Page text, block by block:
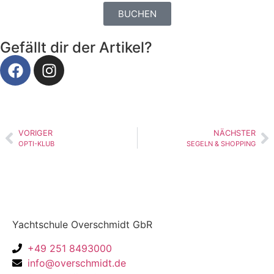
BUCHEN
Gefällt dir der Artikel?
VORIGER
OPTI-KLUB
NÄCHSTER
SEGELN & SHOPPING
Yachtschule Overschmidt GbR
+49 251 8493000
info@overschmidt.de